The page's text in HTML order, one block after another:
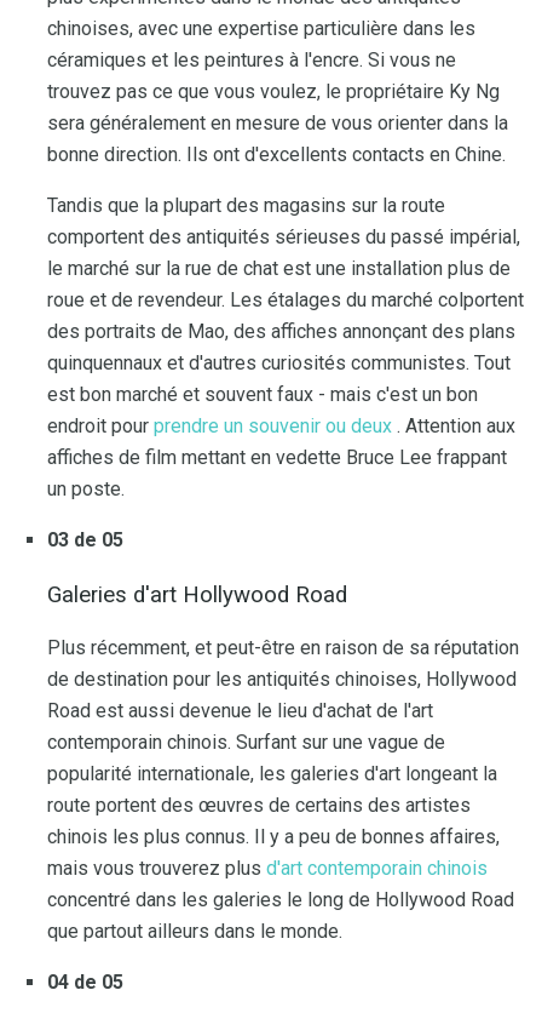
chinoises, avec une expertise particulière dans les
céramiques et les peintures à l'encre. Si vous ne
trouvez pas ce que vous voulez, le propriétaire Ky Ng
sera généralement en mesure de vous orienter dans la
bonne direction. Ils ont d'excellents contacts en Chine.
Tandis que la plupart des magasins sur la route
comportent des antiquités sérieuses du passé impérial,
le marché sur la rue de chat est une installation plus de
roue et de revendeur. Les étalages du marché colportent
des portraits de Mao, des affiches annonçant des plans
quinquennaux et d'autres curiosités communistes. Tout
est bon marché et souvent faux - mais c'est un bon
endroit pour prendre un souvenir ou deux . Attention aux
affiches de film mettant en vedette Bruce Lee frappant
un poste.
03 de 05
Galeries d'art Hollywood Road
Plus récemment, et peut-être en raison de sa réputation
de destination pour les antiquités chinoises, Hollywood
Road est aussi devenue le lieu d'achat de l'art
contemporain chinois. Surfant sur une vague de
popularité internationale, les galeries d'art longeant la
route portent des œuvres de certains des artistes
chinois les plus connus. Il y a peu de bonnes affaires,
mais vous trouverez plus d'art contemporain chinois
concentré dans les galeries le long de Hollywood Road
que partout ailleurs dans le monde.
04 de 05